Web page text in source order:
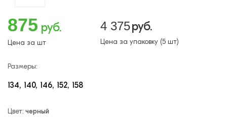
875 руб.
Цена за шт
4 375руб.
Цена за упаковку (5 шт)
Размеры:
134 140 146 152 158
Цвет: черный